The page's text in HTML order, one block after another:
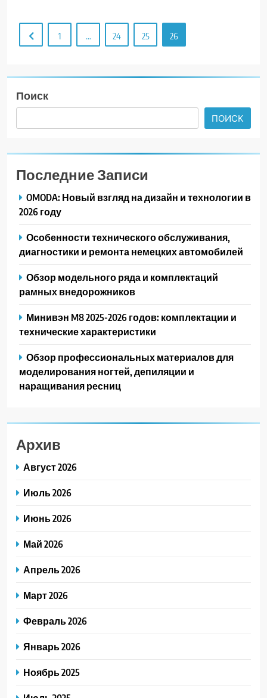
1 … 24 25 26
Поиск
ПОИСК
Последние Записи
OMODA: Новый взгляд на дизайн и технологии в
2026 году
Особенности технического обслуживания,
диагностики и ремонта немецких автомобилей
Обзор модельного ряда и комплектаций
рамных внедорожников
Минивэн M8 2025-2026 годов: комплектации и
технические характеристики
Обзор профессиональных материалов для
моделирования ногтей, депиляции и
наращивания ресниц
Архив
Август 2026
Июль 2026
Июнь 2026
Май 2026
Апрель 2026
Март 2026
Февраль 2026
Январь 2026
Ноябрь 2025